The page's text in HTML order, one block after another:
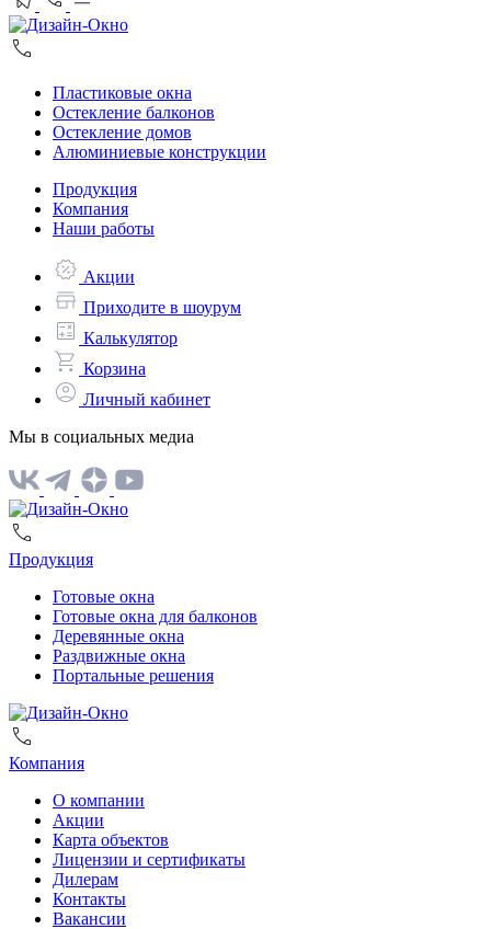
Пластиковые окна
Остекление балконов
Остекление домов
Алюминиевые конструкции
Продукция
Компания
Наши работы
Акции
Приходите в шоурум
Калькулятор
Корзина
Личный кабинет
Мы в социальных медиа
Продукция
Готовые окна
Готовые окна для балконов
Деревянные окна
Раздвижные окна
Портальные решения
Компания
О компании
Акции
Карта объектов
Лицензии и сертификаты
Дилерам
Контакты
Вакансии